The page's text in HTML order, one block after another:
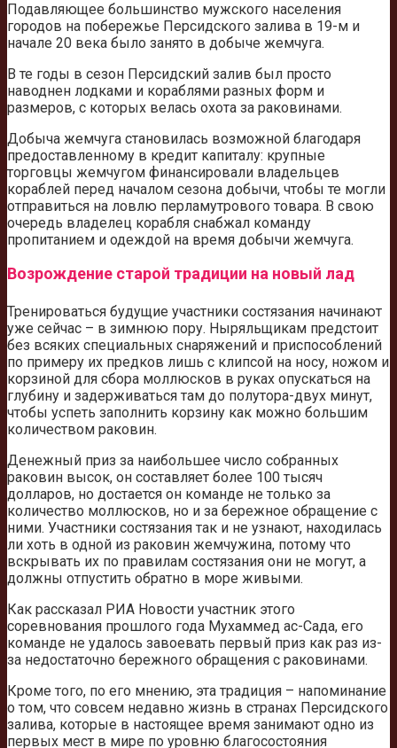
Подавляющее большинство мужского населения
городов на побережье Персидского залива в 19-м и
начале 20 века было занято в добыче жемчуга.
В те годы в сезон Персидский залив был просто
наводнен лодками и кораблями разных форм и
размеров, с которых велась охота за раковинами.
Добыча жемчуга становилась возможной благодаря
предоставленному в кредит капиталу: крупные
торговцы жемчугом финансировали владельцев
кораблей перед началом сезона добычи, чтобы те могли
отправиться на ловлю перламутрового товара. В свою
очередь владелец корабля снабжал команду
пропитанием и одеждой на время добычи жемчуга.
Возрождение старой традиции на новый лад
Тренироваться будущие участники состязания начинают
уже сейчас – в зимнюю пору. Ныряльщикам предстоит
без всяких специальных снаряжений и приспособлений
по примеру их предков лишь с клипсой на носу, ножом и
корзиной для сбора моллюсков в руках опускаться на
глубину и задерживаться там до полутора-двух минут,
чтобы успеть заполнить корзину как можно большим
количеством раковин.
Денежный приз за наибольшее число собранных
раковин высок, он составляет более 100 тысяч
долларов, но достается он команде не только за
количество моллюсков, но и за бережное обращение с
ними. Участники состязания так и не узнают, находилась
ли хоть в одной из раковин жемчужина, потому что
вскрывать их по правилам состязания они не могут, а
должны отпустить обратно в море живыми.
Как рассказал РИА Новости участник этого
соревнования прошлого года Мухаммед ас-Сада, его
команде не удалось завоевать первый приз как раз из-
за недостаточно бережного обращения с раковинами.
Кроме того, по его мнению, эта традиция – напоминание
о том, что совсем недавно жизнь в странах Персидского
залива, которые в настоящее время занимают одно из
первых мест в мире по уровню благосостояния